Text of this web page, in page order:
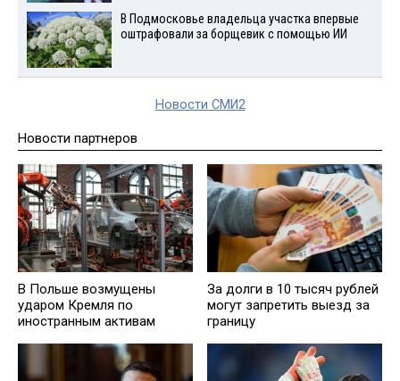
В Подмосковье владельца участка впервые
оштрафовали за борщевик с помощью ИИ
Новости СМИ2
Новости партнеров
В Польше возмущены
ударом Кремля по
иностранным активам
За долги в 10 тысяч рублей
могут запретить выезд за
границу